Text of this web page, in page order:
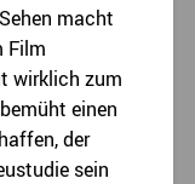
macht
Film
wirklich zum
einen
der
sein